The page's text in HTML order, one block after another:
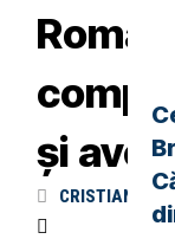
și
CRISTIAN